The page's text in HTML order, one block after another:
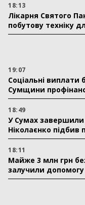
18:13
Лікарня Святого
побутову техніку
19:07
Соціальні
Сумщини
18:49
У Сумах завершили
Ніколаєнко підбив
18:11
Майже 3 млн грн
залучили